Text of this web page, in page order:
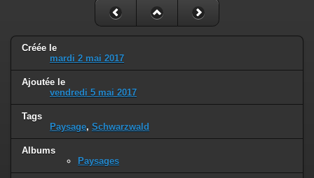
Créée le
mardi 2 mai 2017
Ajoutée le
vendredi 5 mai 2017
Tags
Paysage, Schwarzwald
Albums
Paysages